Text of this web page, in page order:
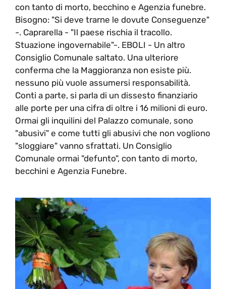
con tanto di morto, becchino e Agenzia funebre.
Bisogno: "Si deve trarne le dovute Conseguenze"
-. Caprarella - "Il paese rischia il tracollo.
Stuazione ingovernabile"-. EBOLI - Un altro
Consiglio Comunale saltato. Una ulteriore
conferma che la Maggioranza non esiste più.
nessuno più vuole assumersi responsabilità.
Conti a parte, si parla di un dissesto finanziario
alle porte per una cifra di oltre i 16 milioni di euro.
Ormai gli inquilini del Palazzo comunale, sono
"abusivi" e come tutti gli abusivi che non vogliono
"sloggiare" vanno sfrattati. Un Consiglio
Comunale ormai "defunto", con tanto di morto,
becchini e Agenzia Funebre.